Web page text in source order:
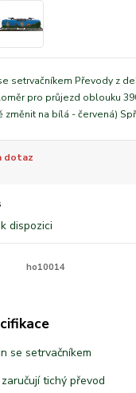
setrvačníkem Převody z
pro průjezd oblouku
změnit na bílá - červená)
dotaz
dispozici
ho10014
se setrvačníkem
tichý převod